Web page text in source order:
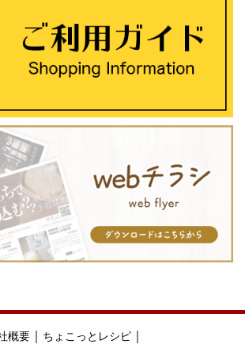
概要 ｜ ちょこっとレシピ ｜